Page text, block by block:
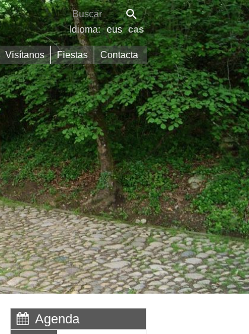
Visítanos Fiestas Contacta
Idioma: eus cas
Agenda